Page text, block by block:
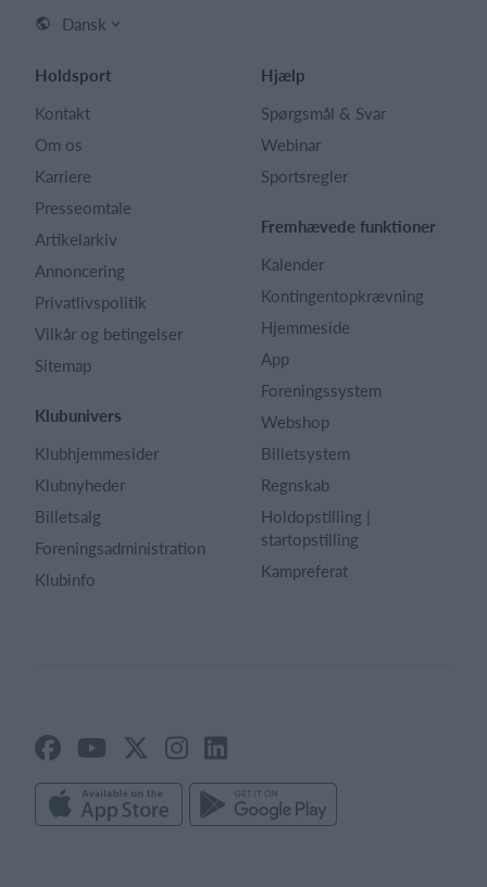
Dansk
Holdsport
Kontakt
Om os
Karriere
Presseomtale
Artikelarkiv
Annoncering
Privatlivspolitik
Vilkår og betingelser
Sitemap
Klubunivers
Klubhjemmesider
Klubnyheder
Billetsalg
Foreningsadministration
Klubinfo
Hjælp
Spørgsmål & Svar
Webinar
Sportsregler
Fremhævede funktioner
Kalender
Kontingentopkrævning
Hjemmeside
App
Foreningssystem
Webshop
Billetsystem
Regnskab
Holdopstilling |
startopstilling
Kampreferat